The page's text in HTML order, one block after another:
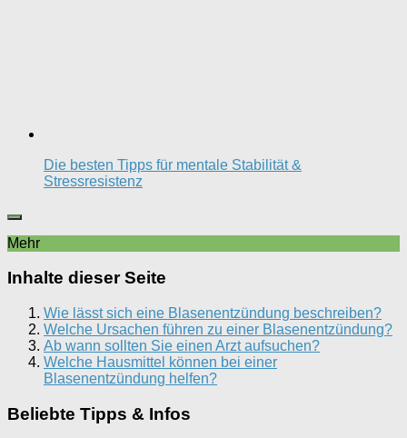
Die besten Tipps für mentale Stabilität &
Stressresistenz
Mehr
Inhalte dieser Seite
Wie lässt sich eine Blasenentzündung beschreiben?
Welche Ursachen führen zu einer Blasenentzündung?
Ab wann sollten Sie einen Arzt aufsuchen?
Welche Hausmittel können bei einer
Blasenentzündung helfen?
Beliebte Tipps & Infos